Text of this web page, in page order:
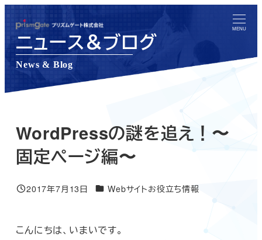
ン
コ
テ
MENU
ニュース＆ブログ
News & Blog
WordPressの謎を追え！〜
固定ページ編〜
投稿日
2017年7月13日 ニュース＆ブログカテゴリー
Webサイトお役立ち情報
こんにちは、いまいです。